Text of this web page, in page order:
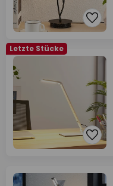
Letzte Stücke